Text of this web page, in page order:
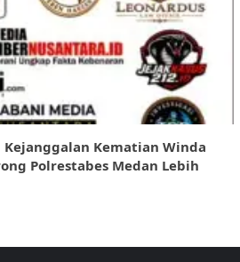
Kejanggalan Kematian Winda
Polrestabes Medan Lebih